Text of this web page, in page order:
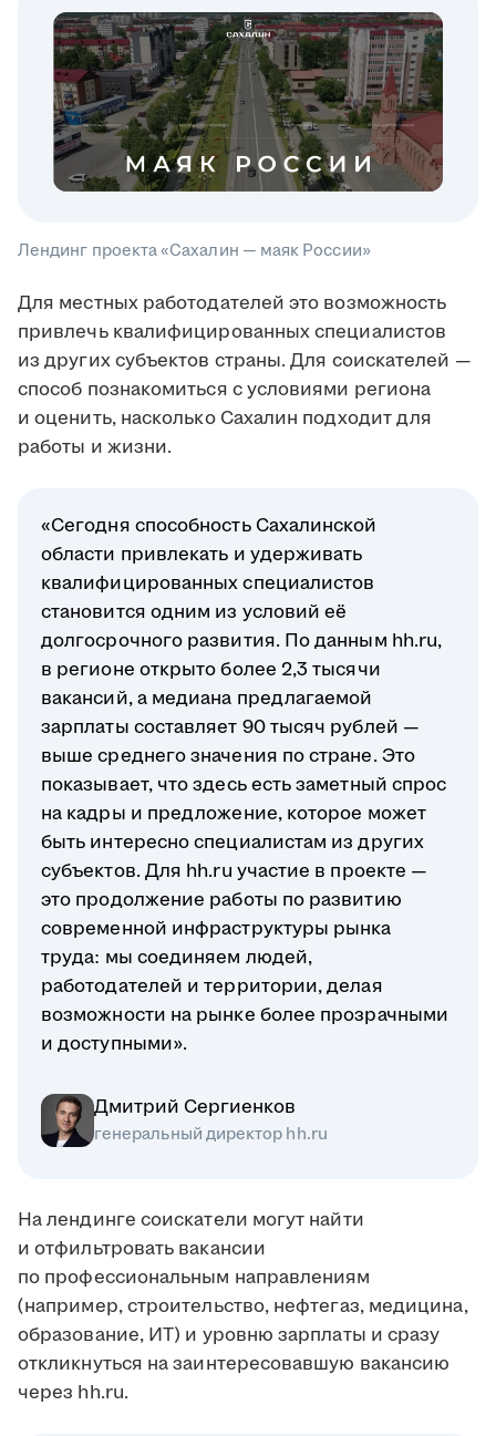
Лендинг проекта «Сахалин — маяк России»
Для местных работодателей это возможность
привлечь квалифицированных специалистов
из других субъектов страны. Для соискателей —
способ познакомиться с условиями региона
и оценить, насколько Сахалин подходит для
работы и жизни.
«Сегодня способность Сахалинской
области привлекать и удерживать
квалифицированных специалистов
становится одним из условий её
долгосрочного развития. По данным hh.ru,
в регионе открыто более 2,3 тысячи
вакансий, а медиана предлагаемой
зарплаты составляет 90 тысяч рублей —
выше среднего значения по стране. Это
показывает, что здесь есть заметный спрос
на кадры и предложение, которое может
быть интересно специалистам из других
субъектов. Для hh.ru участие в проекте —
это продолжение работы по развитию
современной инфраструктуры рынка
труда: мы соединяем людей,
работодателей и территории, делая
возможности на рынке более прозрачными
и доступными».
Дмитрий Сергиенков
генеральный директор hh.ru
На лендинге соискатели могут найти
и отфильтровать вакансии
по профессиональным направлениям
(например, строительство, нефтегаз, медицина,
образование, ИТ) и уровню зарплаты и сразу
откликнуться на заинтересовавшую вакансию
через hh.ru.